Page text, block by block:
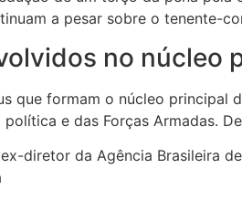
a pesar sobre o tenente-
no núcleo
que formam o núcleo
e das Forças Armadas.
diretor da Agência Brasileira